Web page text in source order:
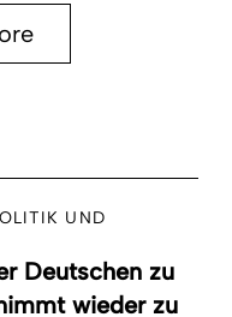
UND
Deutschen zu
wieder zu